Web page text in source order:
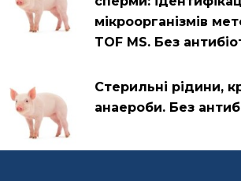
мікроорганізмів
TOF MS. Без
Стерильні рідини,
анаероби. Без